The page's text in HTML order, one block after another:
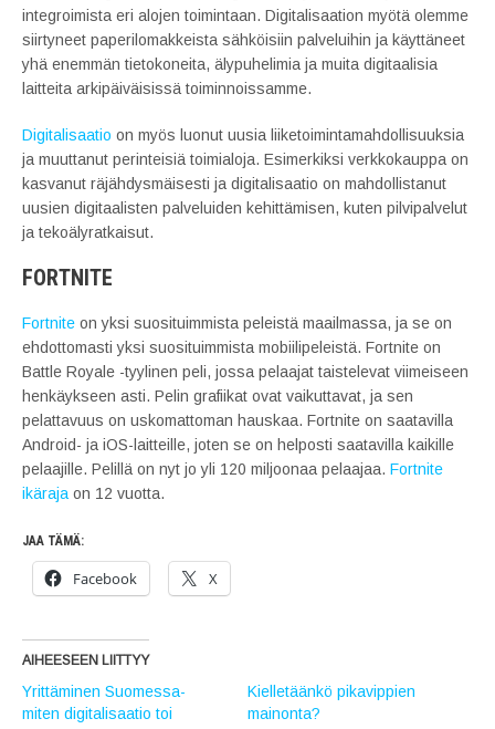
integroimista eri alojen toimintaan. Digitalisaation myötä olemme
siirtyneet paperilomakkeista sähköisiin palveluihin ja käyttäneet
yhä enemmän tietokoneita, älypuhelimia ja muita digitaalisia
laitteita arkipäiväisissä toiminnoissamme.
Digitalisaatio on myös luonut uusia liiketoimintamahdollisuuksia
ja muuttanut perinteisiä toimialoja. Esimerkiksi verkkokauppa on
kasvanut räjähdysmäisesti ja digitalisaatio on mahdollistanut
uusien digitaalisten palveluiden kehittämisen, kuten pilvipalvelut
ja tekoälyratkaisut.
FORTNITE
Fortnite on yksi suosituimmista peleistä maailmassa, ja se on
ehdottomasti yksi suosituimmista mobiilipeleistä. Fortnite on
Battle Royale -tyylinen peli, jossa pelaajat taistelevat viimeiseen
henkäykseen asti. Pelin grafiikat ovat vaikuttavat, ja sen
pelattavuus on uskomattoman hauskaa. Fortnite on saatavilla
Android- ja iOS-laitteille, joten se on helposti saatavilla kaikille
pelaajille. Pelillä on nyt jo yli 120 miljoonaa pelaajaa. Fortnite
ikäraja on 12 vuotta.
JAA TÄMÄ:
Facebook X
AIHEESEEN LIITTYY
Yrittäminen Suomessa-
miten digitalisaatio toi
Kielletäänkö pikavippien
mainonta?